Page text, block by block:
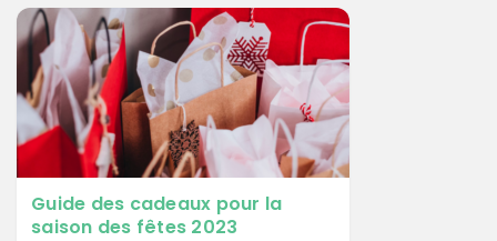
Guide des cadeaux pour la
saison des fêtes 2023